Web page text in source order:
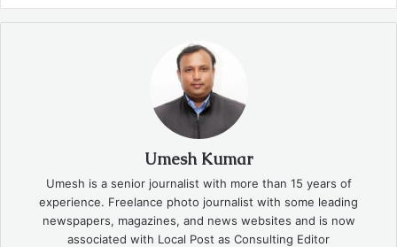
Umesh Kumar
Umesh is a senior journalist with more than 15 years of
experience. Freelance photo journalist with some leading
newspapers, magazines, and news websites and is now
associated with Local Post as Consulting Editor